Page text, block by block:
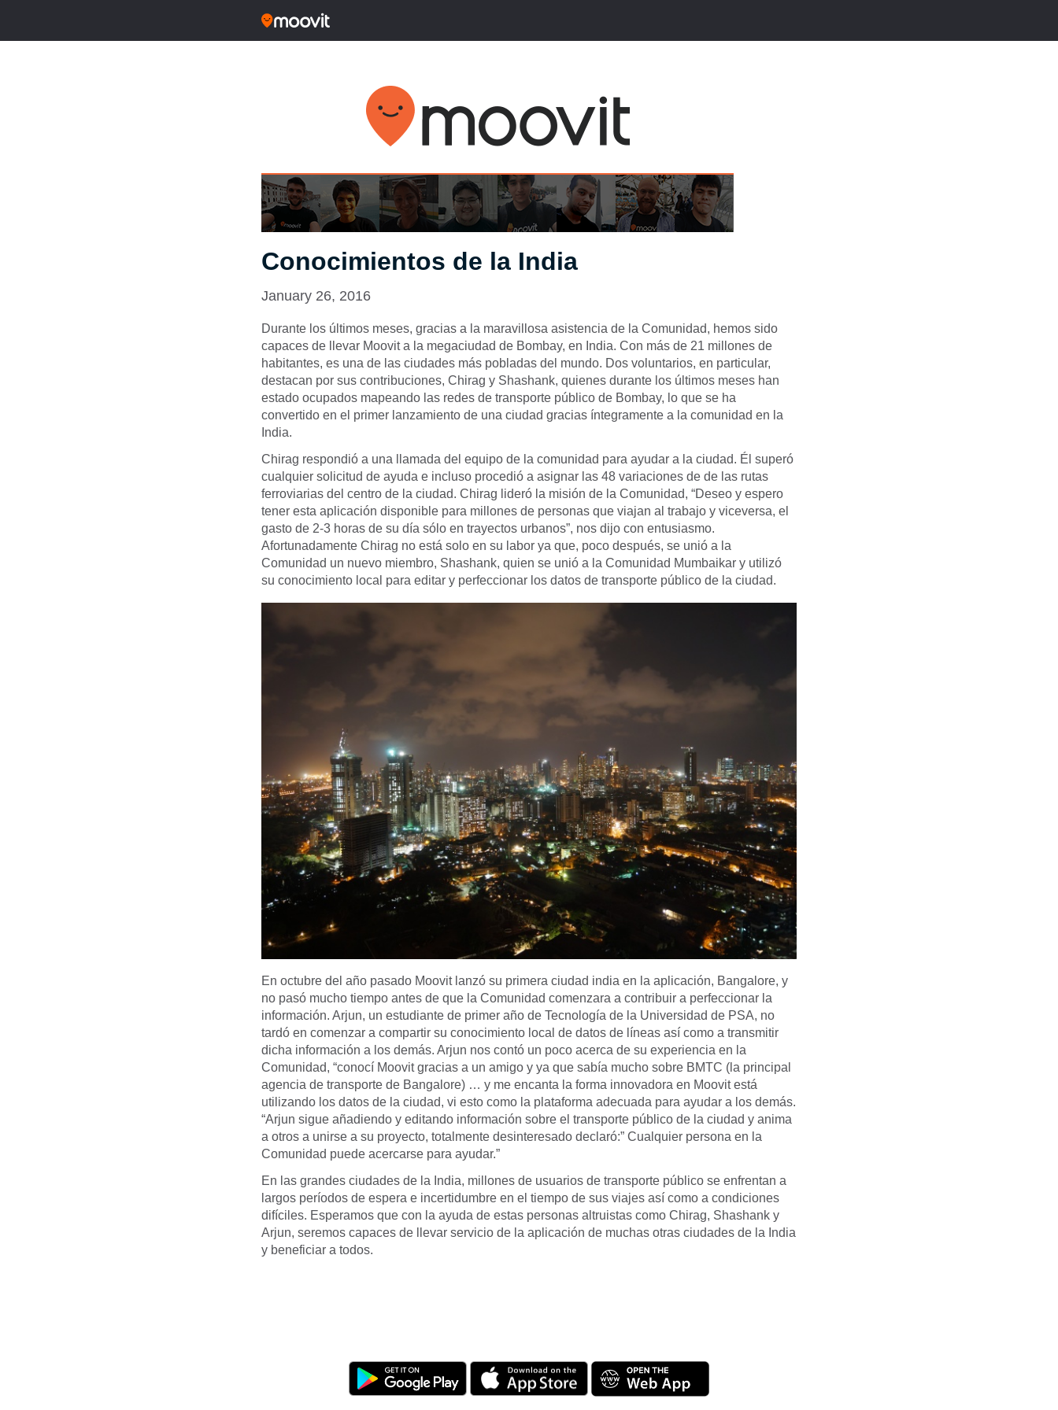
Conocimientos de la India
January 26, 2016
Durante los últimos meses, gracias a la maravillosa asistencia de la Comunidad, hemos sido
capaces de llevar Moovit a la megaciudad de Bombay, en India. Con más de 21 millones de
habitantes, es una de las ciudades más pobladas del mundo. Dos voluntarios, en particular,
destacan por sus contribuciones, Chirag y Shashank, quienes durante los últimos meses han
estado ocupados mapeando las redes de transporte público de Bombay, lo que se ha
convertido en el primer lanzamiento de una ciudad gracias íntegramente a la comunidad en la
India.
Chirag respondió a una llamada del equipo de la comunidad para ayudar a la ciudad. Él superó
cualquier solicitud de ayuda e incluso procedió a asignar las 48 variaciones de de las rutas
ferroviarias del centro de la ciudad. Chirag lideró la misión de la Comunidad, “Deseo y espero
tener esta aplicación disponible para millones de personas que viajan al trabajo y viceversa, el
gasto de 2-3 horas de su día sólo en trayectos urbanos”, nos dijo con entusiasmo.
Afortunadamente Chirag no está solo en su labor ya que, poco después, se unió a la
Comunidad un nuevo miembro, Shashank, quien se unió a la Comunidad Mumbaikar y utilizó
su conocimiento local para editar y perfeccionar los datos de transporte público de la ciudad.
En octubre del año pasado Moovit lanzó su primera ciudad india en la aplicación, Bangalore, y
no pasó mucho tiempo antes de que la Comunidad comenzara a contribuir a perfeccionar la
información. Arjun, un estudiante de primer año de Tecnología de la Universidad de PSA, no
tardó en comenzar a compartir su conocimiento local de datos de líneas así como a transmitir
dicha información a los demás. Arjun nos contó un poco acerca de su experiencia en la
Comunidad, “conocí Moovit gracias a un amigo y ya que sabía mucho sobre BMTC (la principal
agencia de transporte de Bangalore) … y me encanta la forma innovadora en Moovit está
utilizando los datos de la ciudad, vi esto como la plataforma adecuada para ayudar a los demás.
“Arjun sigue añadiendo y editando información sobre el transporte público de la ciudad y anima
a otros a unirse a su proyecto, totalmente desinteresado declaró:” Cualquier persona en la
Comunidad puede acercarse para ayudar.”
En las grandes ciudades de la India, millones de usuarios de transporte público se enfrentan a
largos períodos de espera e incertidumbre en el tiempo de sus viajes así como a condiciones
difíciles. Esperamos que con la ayuda de estas personas altruistas como Chirag, Shashank y
Arjun, seremos capaces de llevar servicio de la aplicación de muchas otras ciudades de la India
y beneficiar a todos.